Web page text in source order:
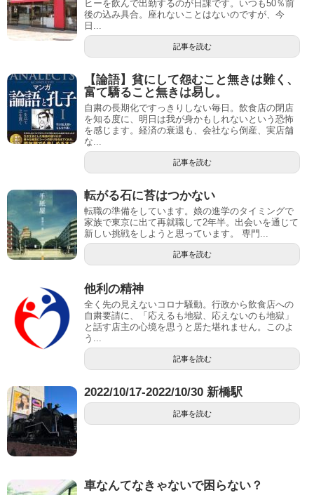
ヒーを飲んで出勤するのが日課です。いつも50％前
後の込み具合。座れないことはないのですが、今
日...
記事を読む
【論語】貧にして怨むこと無きは難く、
富て驕ること無きは易し。
自粛の長期化ですっきりしない毎日。飲食店の閉店
を知る度に、明日は我が身かもしれないという恐怖
を感じます。経済の衰退も、会社なら倒産、実店舗
な...
記事を読む
転がる石に苔はつかない
転職の準備をしています。娘の進学のタイミングで
家族で東京に出て再就職して2年半。出会いを通じて
新しい挑戦をしようと思っています。 専門...
記事を読む
他利の精神
全く先の見えないコロナ騒動。行政から飲食店への
自粛要請に、「応えるも地獄、応えないのも地獄」
と話す店主の心境を思うと居た堪れません。このよ
う...
記事を読む
2022/10/17-2022/10/30 新橋駅
記事を読む
車なんてなきゃないで困らない？